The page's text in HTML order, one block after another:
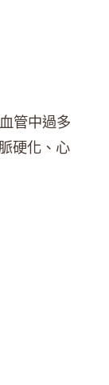
管中過多
硬化、心